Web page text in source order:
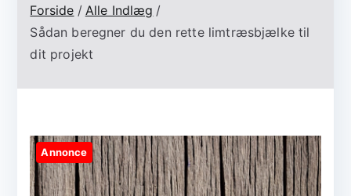
Forside
Alle Indlæg
Sådan beregner du den rette limtræsbjælke til
dit projekt
Annonce